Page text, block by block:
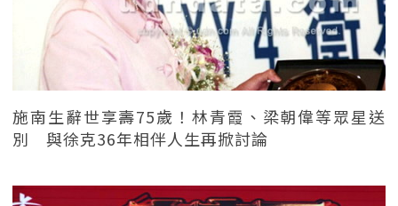
施南生辭世享壽75歲！林青霞、梁朝偉等眾星送
別 與徐克36年相伴人生再掀討論